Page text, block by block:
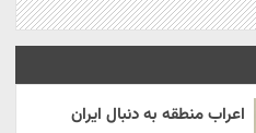
اعراب منطقه به دنبال ایران